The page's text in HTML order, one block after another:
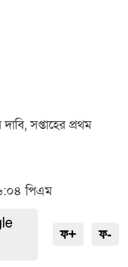
সপ্তাহের প্রথম
পিএম
ফ+ ফ-